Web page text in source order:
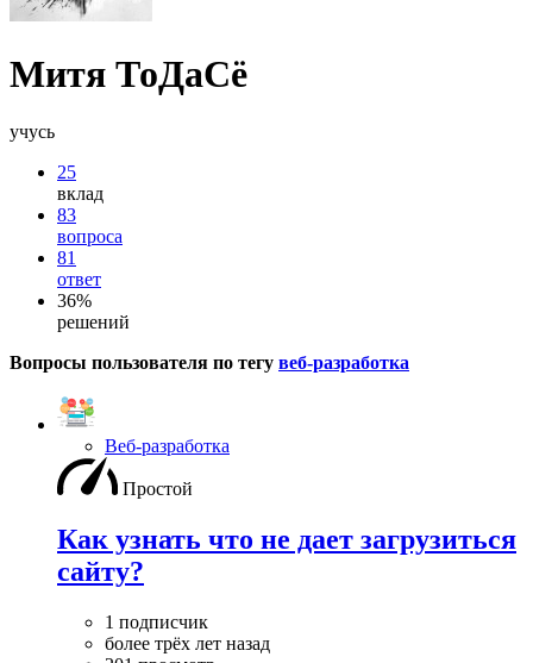
Митя ТоДаСё
учусь
25
вклад
83
вопроса
81
ответ
36%
решений
Вопросы пользователя по тегу веб-разработка
Веб-разработка
Простой
Как узнать что не дает загрузиться
сайту?
1 подписчик
более трёх лет назад